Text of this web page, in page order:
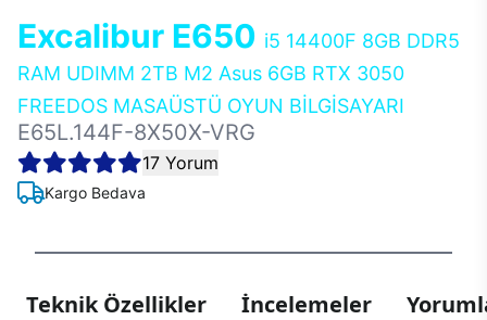
Excalibur E650 i5 14400F 8GB DDR5
RAM UDIMM 2TB M2 Asus 6GB RTX 3050
FREEDOS MASAÜSTÜ OYUN BİLGİSAYARI
E65L.144F-8X50X-VRG
17 Yorum
Kargo Bedava
Teknik Özellikler İncelemeler